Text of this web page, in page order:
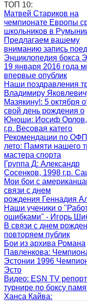
ТОП 10:
Матвей Стариков на
чемпионате Европы
школьников в
Предлагаем вашему
вниманию запись
Энциклопедия бокса
19 января 2016 года
впервые опублик
Наши поздравления
Владимиру
Мазякину!: 5 октября
свой день рождения о
Юноши: Иосиф
г.р. Весовая катего
Рекомендации по
лето: Памяти нашего
мастера спорта
Группа Д: Александр
Сосенков, 1998 г.р.
Мои бои с
связи с днем
рождения Геннадия
Наши ученики о
ошибками" - Игорь
В связи с днем
повторяем публик
Бои из архива Романа
Павленкова:
Эстонии 1996
Эсто
Видео: ESN TV
турнире по боксу
Ханса Кайва: